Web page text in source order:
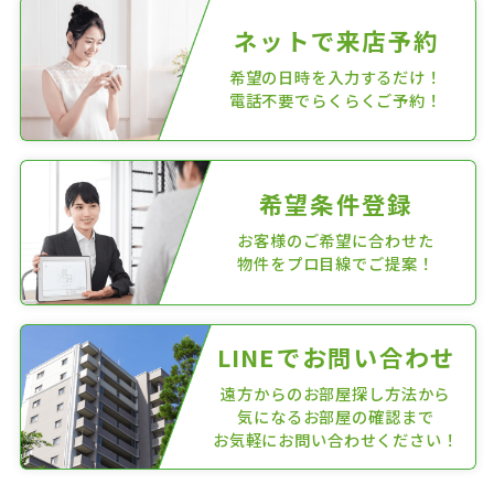
ネットで来店予約
希望の日時を入力するだけ！
電話不要でらくらくご予約！
希望条件登録
お客様のご希望に合わせた
物件をプロ目線でご提案！
LINEでお問い合わせ
遠方からのお部屋探し方法から
気になるお部屋の確認まで
お気軽にお問い合わせください！